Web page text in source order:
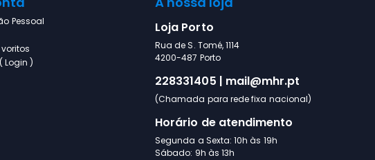
Pessoal
Login )
Loja Porto
Rua de S. Tomé, 1114
4200-487 Porto
228331405 | mail@mhr.pt
(Chamada para rede fixa nacional)
Horário de atendimento
Segunda a Sexta: 10h às 19h
Sábado: 9h às 13h